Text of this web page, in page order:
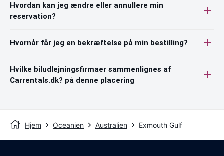
Hvordan kan jeg ændre eller annullere min
reservation?
Hvornår får jeg en bekræftelse på min bestilling?
Hvilke biludlejningsfirmaer sammenlignes af
Carrentals.dk? på denne placering
Hjem Oceanien Australien Exmouth Gulf